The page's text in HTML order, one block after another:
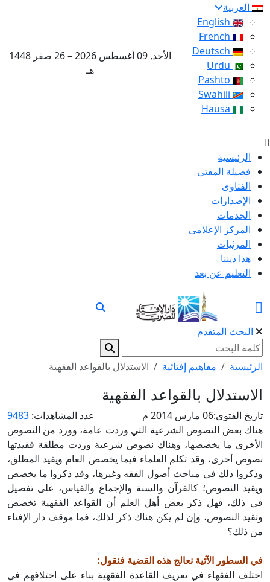
العربية
الأحد, 09 أغسطس 2026 – 26 صفر 1448
هـ
الرئيسية
فضيلة المفتى
الفتاوى
الإصدارات
الخدمات
المركز الإعلامى
المرئيات
هذا ديننا
التعليم عن بعد
البحث المتقدم
الرئيسية مفاهيم إفتائية الاستدلال بالقواعد الفقهية
الاستدلال بالقواعد الفقهية
تاريخ الفتوى:06 مارس 2014 م عدد المشاهدات: 9483
هناك بعض النصوص الشرعية التي وردت عامة، وورد من النصوص
الأخرى ما يخصصها، وهناك نصوص شرعية وردت مطلقة فقيدتها
نصوص أخرى، وقد تكلم العلماء فيما يخصص العام ويقيد المطلق،
وذكروا ذلك في مباحث أصول الفقه وغيرها، وقد ذكروا ما يخصص
ويقيد النصوص؛ كالقرآن والسنة والإجماع والقياس، على تفصيل
في ذلك، فهل ذكر بعض أهل العلم أن القواعد الفقهية تخصص
وتقيد النصوص، وإن لم يكن هناك ذكر لذلك، فما موقف دار الإفتاء
من ذلك؟
في السطور الآتية نعالج هذه القضية فنقول:
اختلف الفقهاء في تعريف القاعدة الفقهية بناء على اختلافهم في